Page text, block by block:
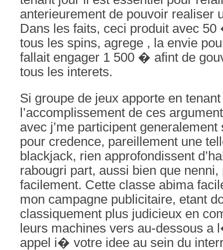
anterieurement de pouvoir realiser
Dans les faits, ceci produit avec 50
tous les spins, agrege , la envie
fallait engager 1 500 � afint de
tous les interets.
Si groupe de jeux apporte en
l’accomplissement de ces
avec j’me participent
pour credence, pareillement une
blackjack, rien approfondissent
rabougri part, aussi bien que
facilement. Cette classe abima
mon campagne publicitaire, etant
classiquement plus judicieux en
leurs machines vers au-dessous a
appel i� votre idee au sein du